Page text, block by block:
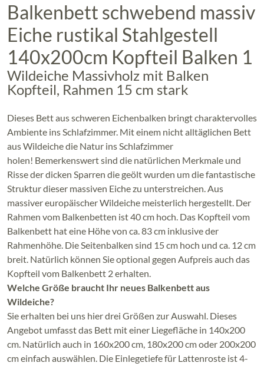
Balkenbett schwebend massiv
Eiche rustikal Stahlgestell
140x200cm Kopfteil Balken 1
Wildeiche Massivholz mit Balken
Kopfteil, Rahmen 15 cm stark
Dieses Bett aus schweren Eichenbalken bringt charaktervolles
Ambiente ins Schlafzimmer. Mit einem nicht alltäglichen Bett
aus Wildeiche die Natur ins Schlafzimmer
holen! Bemerkenswert sind die natürlichen Merkmale und
Risse der dicken Sparren die geölt wurden um die fantastische
Struktur dieser massiven Eiche zu unterstreichen. Aus
massiver europäischer Wildeiche meisterlich hergestellt. Der
Rahmen vom Balkenbetten ist 40 cm hoch. Das Kopfteil vom
Balkenbett hat eine Höhe von ca. 83 cm inklusive der
Rahmenhöhe. Die Seitenbalken sind 15 cm hoch und ca. 12 cm
breit. Natürlich können Sie optional gegen Aufpreis auch das
Kopfteil vom Balkenbett 2 erhalten.
Welche Größe braucht Ihr neues Balkenbett aus
Wildeiche?
Sie erhalten bei uns hier drei Größen zur Auswahl. Dieses
Angebot umfasst das Bett mit einer Liegefläche in 140x200
cm. Natürlich auch in 160x200 cm, 180x200 cm oder 200x200
cm einfach auswählen. Die Einlegetiefe für Lattenroste ist 4-